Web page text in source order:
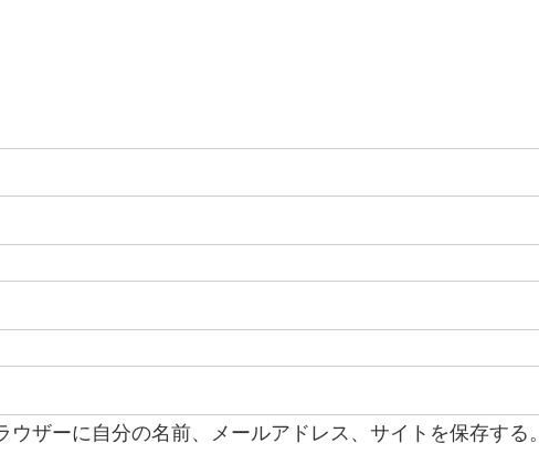
ザーに自分の名前、メールアドレス、サイトを保存する。